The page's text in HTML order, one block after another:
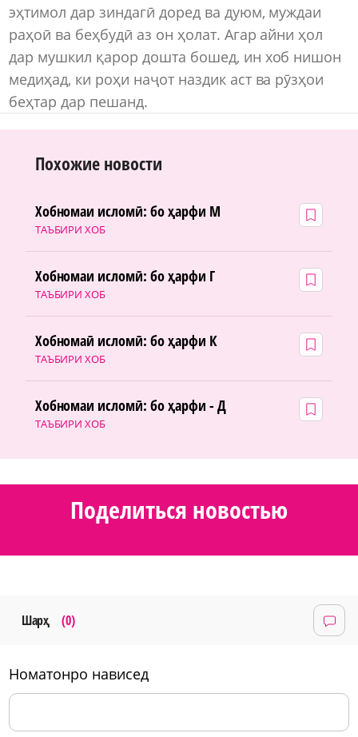
эҳтимол дар зиндагӣ доред ва дуюм, муждаи
раҳоӣ ва беҳбудӣ аз он ҳолат. Агар айни ҳол
дар мушкил қарор дошта бошед, ин хоб нишон
медиҳад, ки роҳи наҷот наздик аст ва рӯзҳои
беҳтар дар пешанд.
Похожие новости
ТАЪБИРИ ХОБ
Хобномаи исломӣ: бо ҳарфи М
ТАЪБИРИ ХОБ
Хобномаи исломӣ: бо ҳарфи Г
ТАЪБИРИ ХОБ
Хобномаӣ исломӣ: бо ҳарфи К
ТАЪБИРИ ХОБ
Хобномаи исломӣ: бо ҳарфи - Д
Поделиться новостью
Шарҳ (0)
номатонро нависед